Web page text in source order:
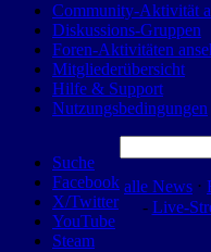
Community-Aktivität
Diskussions-Gruppen
Foren-Aktivitäten
Mitgliederübersicht
Hilfe & Support
Nutzungsbedingungen
Suche
Facebook
X/Twitter
YouTube
Steam
nach:
alle News ⋅
- Live-